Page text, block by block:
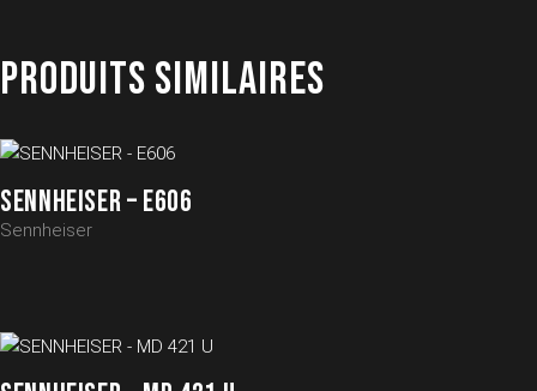
PRODUITS SIMILAIRES
SENNHEISER – E606
Sennheiser